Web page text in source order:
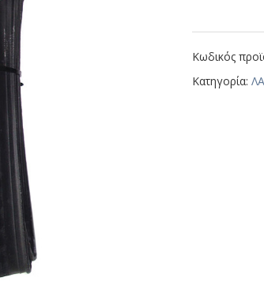
Κωδικός
Κατηγορία: